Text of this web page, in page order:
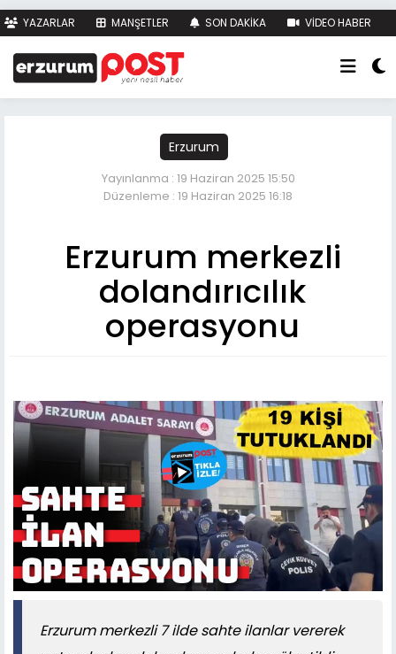
YAZARLAR MANŞETLER SON DAKİKA
VİDEO HABER
İLETİŞİM
Erzurum
Yayınlanma : 19 Haziran 2025 15:50
Düzenleme : 19 Haziran 2025 16:18
Erzurum merkezli
dolandırıcılık
operasyonu
Erzurum merkezli 7 ilde sahte ilanlar vererek